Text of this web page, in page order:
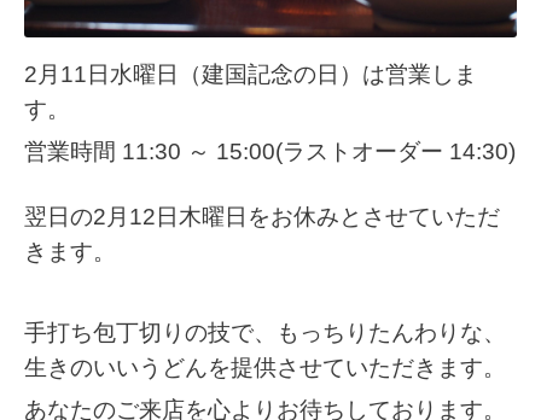
2月11日水曜日（建国記念の日）は営業しま
す。
営業時間 11:30 ～ 15:00(ラストオーダー 14:30)
翌日の2月12日木曜日をお休みとさせていただ
きます。
手打ち包丁切りの技で、もっちりたんわりな、
生きのいいうどんを提供させていただきます。
あなたのご来店を心よりお待ちしております。